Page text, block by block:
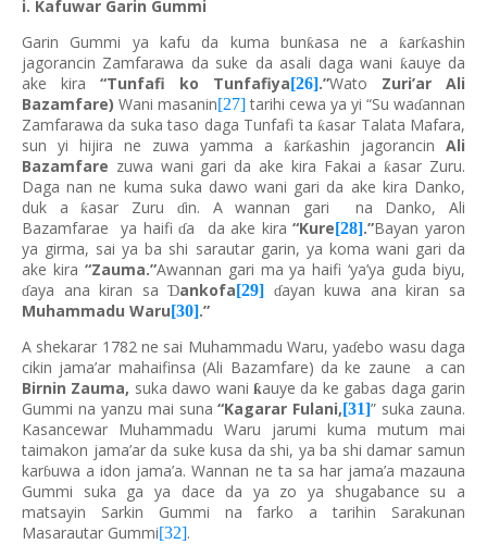
i. Kafuwar Garin Gummi
Garin Gummi ya kafu da kuma bunƙasa ne a ƙarƙashin
jagorancin Zamfarawa da suke da asali daga wani ƙauye da
ake kira “Tunfafi ko Tunfafiya[26].”Wato Zuri’ar Ali
Bazamfare) Wani masanin[27]tarihi cewa ya yi “Su waɗannan
Zamfarawa da suka taso daga Tunfafi taƙasar Talata Mafara,
sun yi hijira ne zuwa yamma a ƙarƙashin jagorancin Ali
Bazamfare zuwa wani gari da ake kira Fakai aƙasar Zuru.
Daga nan ne kuma suka dawo wani gari da ake kira Danko,
duk aƙasar Zuru ɗin. A wannan gari na Danko, Ali
Bazamfarae ya haifiɗa da ake kira“Kure[28].”Bayan yaron
ya girma, sai ya ba shi sarautar garin, ya koma wani gari da
ake kira “Zauma.”Awannan gari ma ya haifi ‘ya’ya guda biyu,
ɗaya ana kiran saƊankofa[29] ɗayan kuwa ana kiran sa
Muhammadu Waru[30].”
A shekarar 1782 ne sai Muhammadu Waru, yaɗebo wasu daga
cikin jama’ar mahaifinsa (Ali Bazamfare) da ke zaune a can
Birnin Zauma, suka dawo waniƙauye da ke gabas daga garin
Gummi na yanzu mai suna“Kagarar Fulani,[31]” suka zauna.
Kasancewar Muhammadu Waru jarumi kuma mutum mai
taimakon jama’ar da suke kusa da shi, ya ba shi damar samun
karɓuwa a idon jama’a. Wannan ne ta sa har jama’a mazauna
Gummi suka ga ya dace da ya zo ya shugabance su a
matsayin Sarkin Gummi na farko a tarihin Sarakunan
Masarautar Gummi[32].